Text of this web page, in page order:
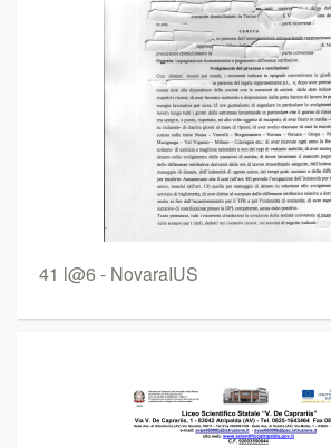
41 l@6 - NovaraIUS